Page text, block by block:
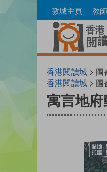
to
教城主頁 教師
香港閱讀城 > 圖
香港閱讀城 > 圖
寓言地府